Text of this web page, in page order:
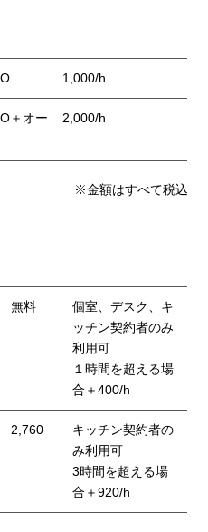
1,000/h
＋オー
2,000/h
※金額はすべて税込
無料
個室、デスク、キ
ッチン契約者のみ
利用可
１時間を超える場
合＋400/h
2,760
キッチン契約者の
み利用可
3時間を超える場
合＋920/h